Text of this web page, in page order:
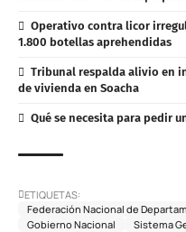
Operativo contra licor
1.800 botellas aprehendidas
Tribunal respalda alivio en
de vivienda en Soacha
Qué se necesita para pedir
ETIQUETAS:
Federación Nacional de
Gobierno Nacional
Sistema